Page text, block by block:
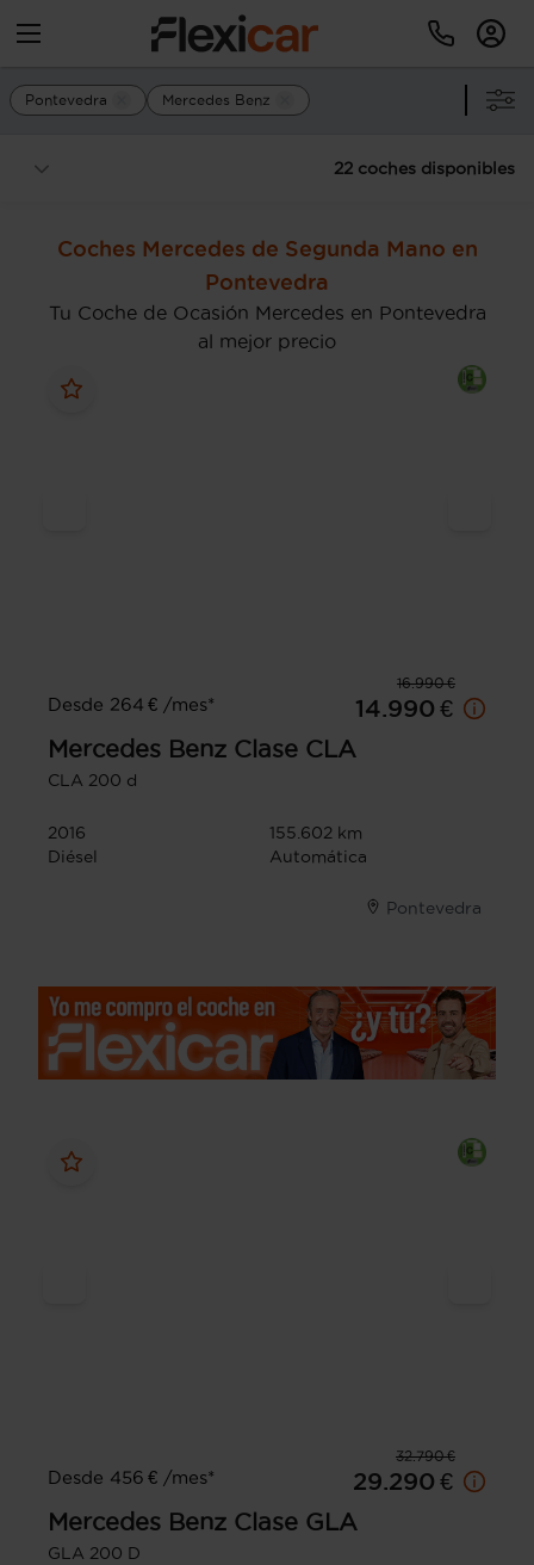
Pontevedra Mercedes Benz
22 coches disponibles
Coches Mercedes de Segunda Mano en
Pontevedra
Tu Coche de Ocasión Mercedes en Pontevedra
al mejor precio
16.990 €
Desde 264 € /mes*
14.990 €
Mercedes Benz Clase CLA
CLA 200 d
2016
155.602 km
Diésel
Automática
Pontevedra
32.790 €
Desde 456 € /mes*
29.290 €
Mercedes Benz Clase GLA
GLA 200 D